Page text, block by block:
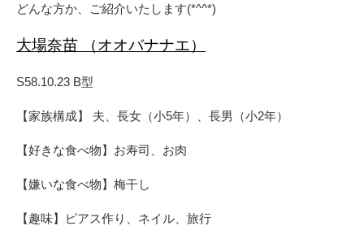
どんな方か、ご紹介いたします(*^^*)
大場奈苗 （オオバナナエ）
S58.10.23 B型
【家族構成】 夫、長女（小5年）、長男（小2年）
【好きな食べ物】お寿司、お肉
【嫌いな食べ物】梅干し
【趣味】ピアス作り、ネイル、旅行